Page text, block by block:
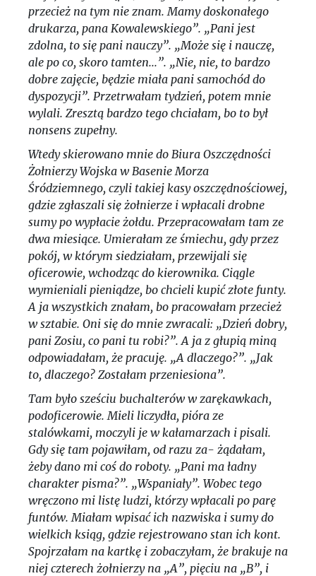
przecież na tym nie znam. Mamy doskonałego
drukarza, pana Kowalewskiego”. „Pani jest
zdolna, to się pani nauczy”. „Może się i nauczę,
ale po co, skoro tamten...”. „Nie, nie, to bardzo
dobre zajęcie, będzie miała pani samochód do
dyspozycji”. Przetrwałam tydzień, potem mnie
wylali. Zresztą bardzo tego chciałam, bo to był
nonsens zupełny.
Wtedy skierowano mnie do Biura Oszczędności
Żołnierzy Wojska w Basenie Morza
Śródziemnego, czyli takiej kasy oszczędnościowej,
gdzie zgłaszali się żołnierze i wpłacali drobne
sumy po wypłacie żołdu. Przepracowałam tam ze
dwa miesiące. Umierałam ze śmiechu, gdy przez
pokój, w którym siedziałam, przewijali się
oficerowie, wchodząc do kierownika. Ciągle
wymieniali pieniądze, bo chcieli kupić złote funty.
A ja wszystkich znałam, bo pracowałam przecież
w sztabie. Oni się do mnie zwracali: „Dzień dobry,
pani Zosiu, co pani tu robi?”. A ja z głupią miną
odpowiadałam, że pracuję. „A dlaczego?”. „Jak
to, dlaczego? Zostałam przeniesiona”.
Tam było sześciu buchalterów w zarękawkach,
podoficerowie. Mieli liczydła, pióra ze
stalówkami, moczyli je w kałamarzach i pisali.
Gdy się tam pojawiłam, od razu za- żądałam,
żeby dano mi coś do roboty. „Pani ma ładny
charakter pisma?”. „Wspaniały”. Wobec tego
wręczono mi listę ludzi, którzy wpłacali po parę
funtów. Miałam wpisać ich nazwiska i sumy do
wielkich ksiąg, gdzie rejestrowano stan ich kont.
Spojrzałam na kartkę i zobaczyłam, że brakuje na
niej czterech żołnierzy na „A”, pięciu na „B”, i